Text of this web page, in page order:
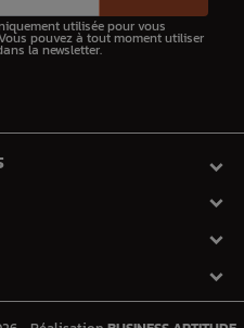
utilisée pour vous
pouvez à tout moment utiliser
la newsletter.